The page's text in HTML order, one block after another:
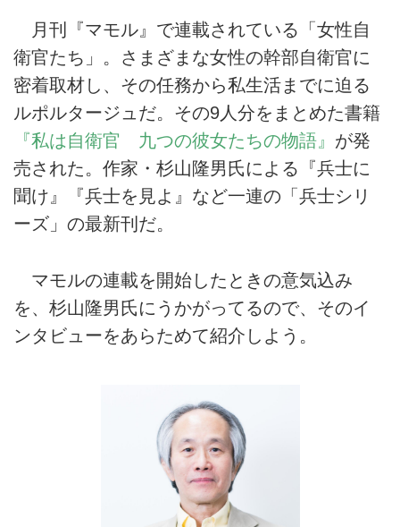
月刊『マモル』で連載されている「女性自
衛官たち」。さまざまな女性の幹部自衛官に
密着取材し、その任務から私生活までに迫る
ルポルタージュだ。その9人分をまとめた書籍
『私は自衛官 九つの彼女たちの物語』 が発
売された。作家・杉山隆男氏による『兵士に
聞け』『兵士を見よ』など一連の「兵士シリ
ーズ」の最新刊だ。
マモルの連載を開始したときの意気込み
を、杉山隆男氏にうかがってるので、そのイ
ンタビューをあらためて紹介しよう。